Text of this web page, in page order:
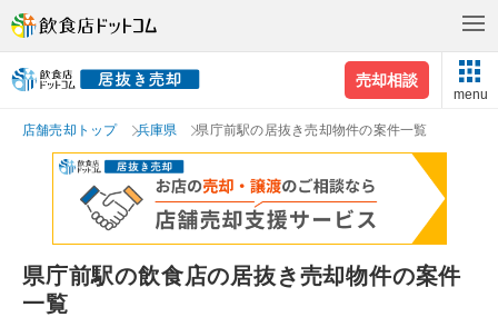
売却相談
menu
店舗売却トップ 兵庫県 県庁前駅の居抜き売却物件の案件一覧
県庁前駅の飲食店の居抜き売却物件の案件
一覧